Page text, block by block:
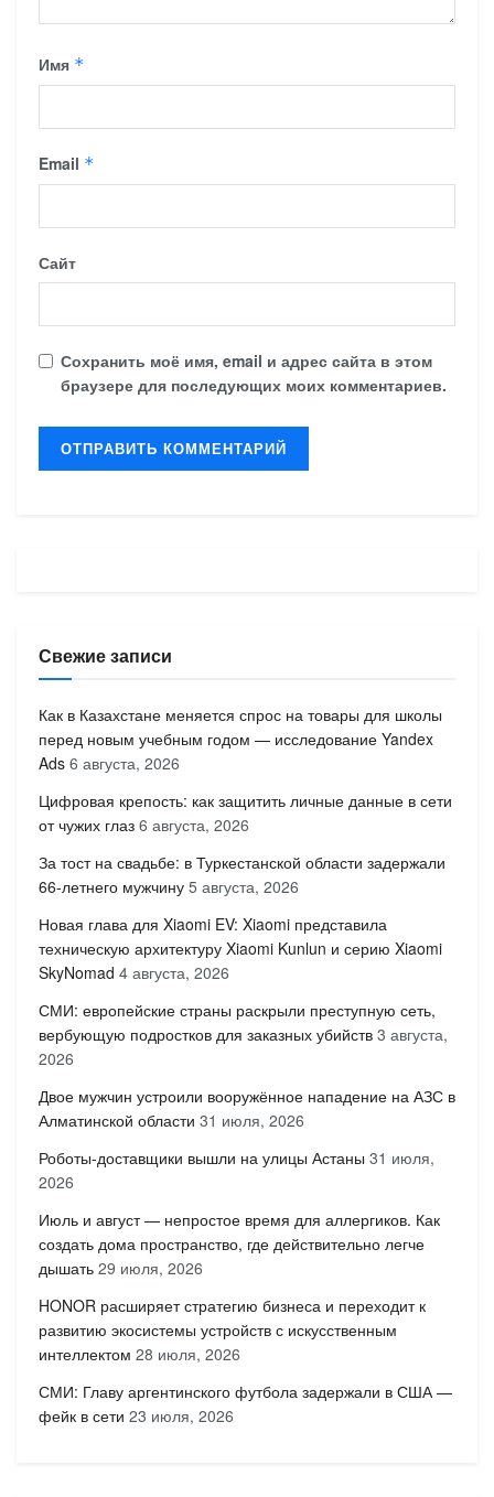
Имя *
Email *
Сайт
Сохранить моё имя, email и адрес сайта в этом
браузере для последующих моих комментариев.
Свежие записи
Как в Казахстане меняется спрос на товары для школы
перед новым учебным годом — исследование Yandex
Ads 6 августа, 2026
Цифровая крепость: как защитить личные данные в сети
от чужих глаз 6 августа, 2026
За тост на свадьбе: в Туркестанской области задержали
66-летнего мужчину 5 августа, 2026
Новая глава для Xiaomi EV: Xiaomi представила
техническую архитектуру Xiaomi Kunlun и серию Xiaomi
SkyNomad 4 августа, 2026
СМИ: европейские страны раскрыли преступную сеть,
вербующую подростков для заказных убийств 3 августа,
2026
Двое мужчин устроили вооружённое нападение на АЗС в
Алматинской области 31 июля, 2026
Роботы-доставщики вышли на улицы Астаны 31 июля,
2026
Июль и август — непростое время для аллергиков. Как
создать дома пространство, где действительно легче
дышать 29 июля, 2026
HONOR расширяет стратегию бизнеса и переходит к
развитию экосистемы устройств с искусственным
интеллектом 28 июля, 2026
СМИ: Главу аргентинского футбола задержали в США —
фейк в сети 23 июля, 2026